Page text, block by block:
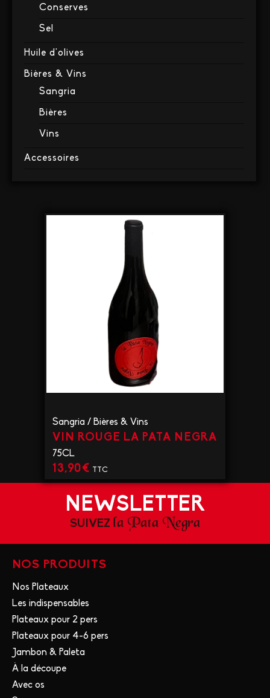
Conserves
Sel
Huile d'olives
Bières & Vins
Sangria
Bières
Vins
Accessoires
Sangria / Bières & Vins
VIN ROUGE LA PATA NEGRA
75CL
13,90€ TTC
VOIR LE PRODUIT
NEWSLETTER
SUIVEZ la Pata Negra
NOS PRODUITS
Nos Plateaux
Les indispensables
Plateaux pour 2 pers
Plateaux pour 4-6 pers
Jambon & Paleta
À la découpe
Avec os